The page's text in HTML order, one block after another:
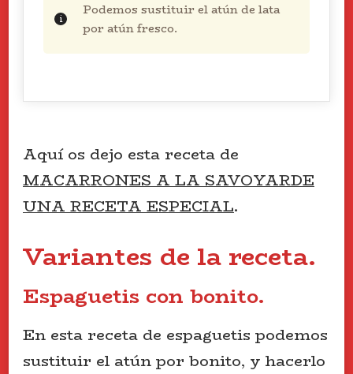
Podemos sustituir el atún de lata
por atún fresco.
Aquí os dejo esta receta de
MACARRONES A LA SAVOYARDE
UNA RECETA ESPECIAL.
Variantes de la receta.
Espaguetis con bonito.
En esta receta de espaguetis podemos
sustituir el atún por bonito, y hacerlo